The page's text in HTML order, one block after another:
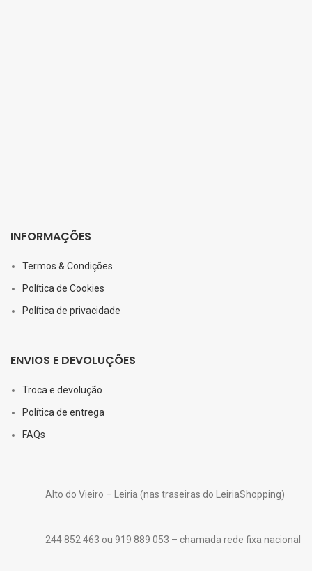
INFORMAÇÕES
Termos & Condições
Política de Cookies
Política de privacidade
ENVIOS E DEVOLUÇÕES
Troca e devolução
Política de entrega
FAQs
Alto do Vieiro – Leiria (nas traseiras do LeiriaShopping)
244 852 463 ou 919 889 053 – chamada rede fixa nacional